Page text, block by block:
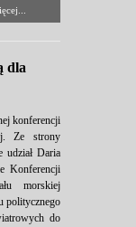
dla
konferencji
Ze strony
udział Daria
Konferencji
morskiej
politycznego
do